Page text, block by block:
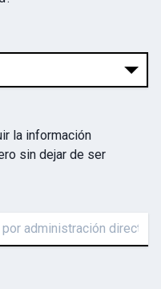
la información
sin dejar de ser